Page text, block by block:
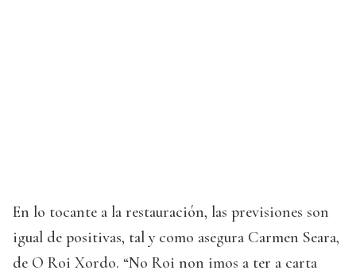
En lo tocante a la restauración, las previsiones son
igual de positivas, tal y como asegura Carmen Seara,
de O Roi Xordo. “No Roi non imos a ter a carta